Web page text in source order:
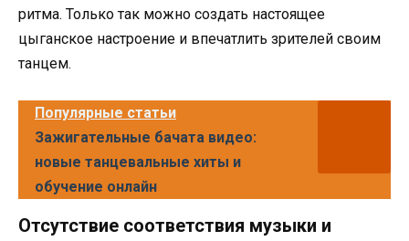
ритма. Только так можно создать настоящее
цыганское настроение и впечатлить зрителей своим
танцем.
Популярные статьи
Зажигательные бачата видео:
новые танцевальные хиты и
обучение онлайн
Отсутствие соответствия музыки и